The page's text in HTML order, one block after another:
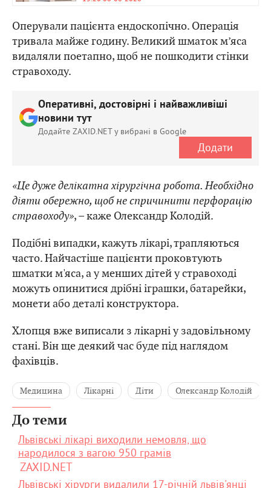
Оперували пацієнта ендоскопічно. Операція
тривала майже годину. Великий шматок м’яса
видаляли поетапно, щоб не пошкодити стінки
стравоходу.
Оперативні, достовірні і найважливіші
новини тут
Додайте ZAXID.NET у вибрані в Google
Додати
«Це дуже делікатна хірургічна робота. Необхідно
діяти обережно, щоб не спричинити перфорацію
стравоходу», – каже Олександр Колодій.
Подібні випадки, кажуть лікарі, трапляються
часто. Найчастіше пацієнти проковтують
шматки м'яса, а у менших дітей у стравоході
можуть опинитися дрібні іграшки, батарейки,
монети або деталі конструктора.
Хлопця вже виписали з лікарні у задовільному
стані. Він ще деякий час буде під наглядом
фахівців.
Медицина Лікарні Діти Олександр Колодій
До теми
Львівські лікарі виходили немовля, що
народилося з вагою 950 грамів
ZAXID.NET
Львівські хірурги видалили 17-річній львів'янці